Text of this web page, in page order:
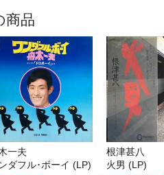
商品
一夫
ダフル･ボーイ (LP)
根津甚八
火男 (LP)